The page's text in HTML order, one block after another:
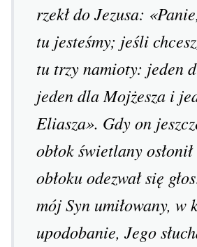
rzekł do Jezusa:
tu jesteśmy; jeśli
tu trzy namioty: jeden
jeden dla Mojżesza i
Eliasza». Gdy on
obłok świetlany
obłoku odezwał się
mój Syn umiłowany, w
upodobanie, Jego